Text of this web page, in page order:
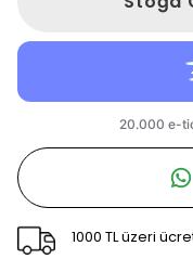
1000 TL üzeri